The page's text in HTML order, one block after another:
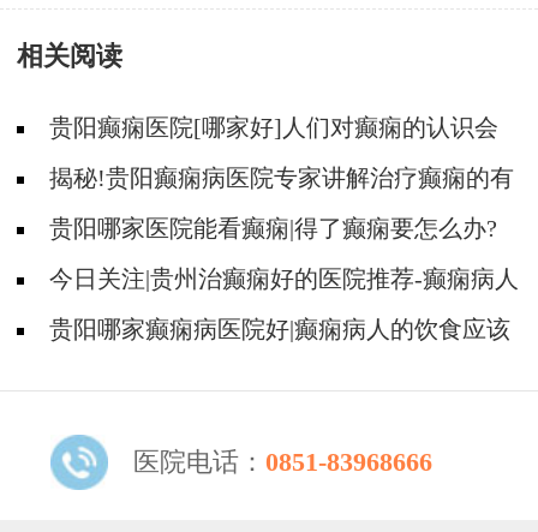
怎么治？
相关阅读
贵阳癫痫医院[哪家好]人们对癫痫的认识会
出现哪些误区?
揭秘!贵阳癫痫病医院专家讲解治疗癫痫的有
效方法有哪些?
贵阳哪家医院能看癫痫|得了癫痫要怎么办?
今日关注|贵州治癫痫好的医院推荐-癫痫病人
要怎么预防癫痫发作?
贵阳哪家癫痫病医院好|癫痫病人的饮食应该
医院电话： 0851-83968666